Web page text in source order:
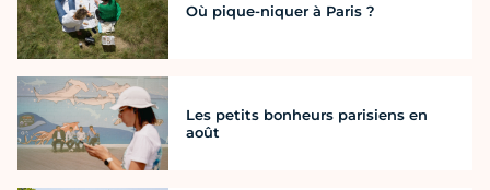
Où pique-niquer à Paris ?
Les petits bonheurs parisiens en
août